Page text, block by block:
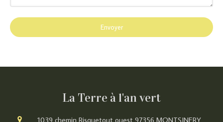
Envoyer
La Terre à l'an vert
1039 chemin Risquetout ouest 97356 MONTSINERY